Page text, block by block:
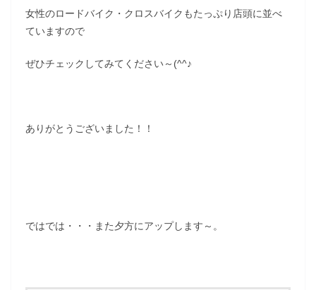
女性のロードバイク・クロスバイクもたっぷり店頭に並べ
ていますので
ぜひチェックしてみてください～(^^♪
ありがとうございました！！
ではでは・・・また夕方にアップします～。